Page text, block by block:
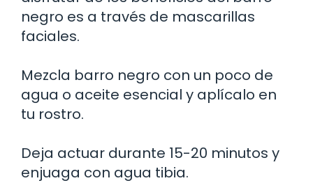
negro es a través de mascarillas
faciales.
Mezcla barro negro con un poco de
agua o aceite esencial y aplícalo en
tu rostro.
Deja actuar durante 15-20 minutos y
enjuaga con agua tibia.